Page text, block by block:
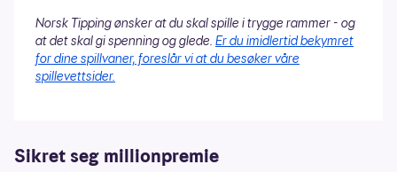
Norsk Tipping ønsker at du skal spille i trygge rammer - og
at det skal gi spenning og glede. Er du imidlertid bekymret
for dine spillvaner, foreslår vi at du besøker våre
spillevettsider.
Sikret seg millionpremie